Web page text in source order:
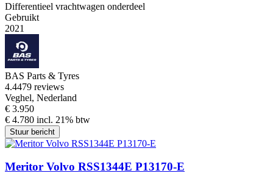
Differentieel vrachtwagen onderdeel
Gebruikt
2021
BAS Parts & Tyres
4.4479 reviews
Veghel, Nederland
€ 3.950
€ 4.780 incl. 21% btw
Stuur bericht
Meritor Volvo RSS1344E P13170-E